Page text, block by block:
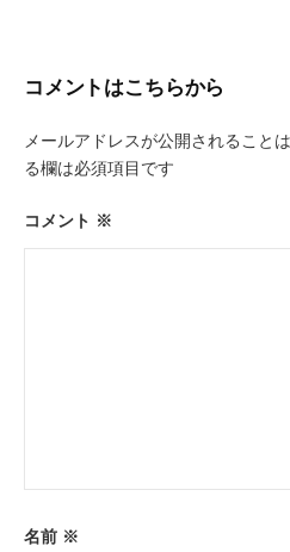
ゲ
シ
ョ
ン
コメントはこちらから
メールアドレスが公開されることは
る欄は必須項目です
コメント ※
名前 ※